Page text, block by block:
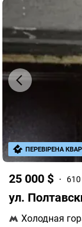
25 000 $ 610
ул.
Холодная
ПЕРЕВІРЕНА